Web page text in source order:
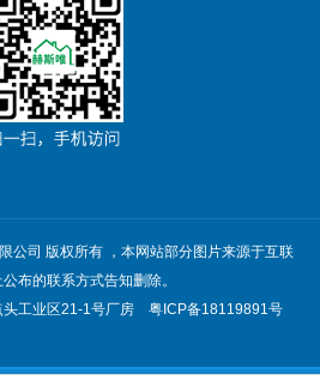
公司 版权所有 ，本网站部分图片来源于互联
布的联系方式告知删除。
头工业区21-1号厂房粤ICP备18119891号